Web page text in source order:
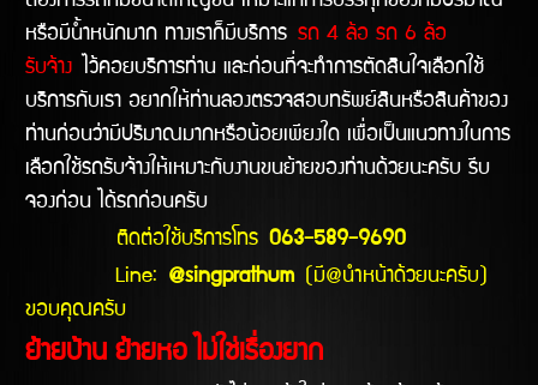
หรือมีน้ำหนักมาก ทางเราก็มีบริการ รถ 4 ล้อ รถ 6 ล้อ
รับจ้าง ไว้คอยบริการท่าน และก่อนที่จะทำการตัดสินใจเลือกใช้
บริการกับเรา อยากให้ท่านลองตรวจสอบทรัพย์สินหรือสินค้าของ
ท่านก่อนว่ามีปริมาณมากหรือน้อยเพียงใด เพื่อเป็นแนวทางในการ
เลือกใช้รถรับจ้างให้เหมาะกับงานขนย้ายของท่านด้วยนะครับ รีบ
จองก่อน ได้รถก่อนครับ
ติดต่อใช้บริการโทร 063-589-9690
Line: @singprathum (มี@นำหน้าด้วยนะครับ)
ขอบคุณครับ
ย้ายบ้าน ย้ายหอ ไม่ใช่เรื่องยาก